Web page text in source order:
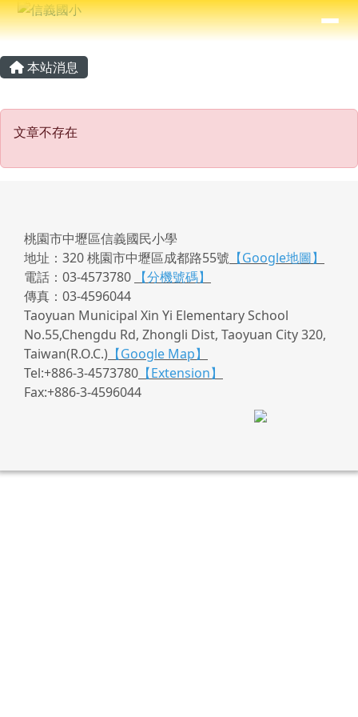
跳至主內容區
信義國小
⏸
導覽列
主內容區域
本站消息
文章不存在
文章不存在
頁尾區域
桃園市中壢區信義國民小學
地址：320 桃園市中壢區成都路55號 【Google地圖】
電話：03-4573780
【分機號碼】
傳真：03-4596044
Taoyuan Municipal Xin Yi Elementary School
No.55,Chengdu Rd, Zhongli Dist, Taoyuan City 320,
Taiwan(R.O.C.) 【Google Map】
Tel:+886-3-4573780 【Extension】
Fax:+886-3-4596044